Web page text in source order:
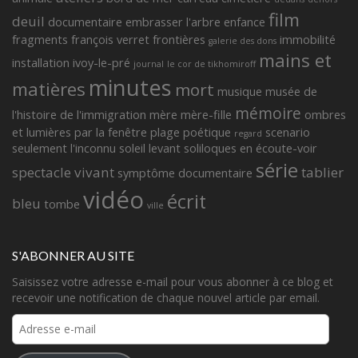
deuil documentaire embrasser l'arbre enfance film
fragments françois verret frontières galerie des dons immobilité
installation ivoy-le-pré journal le cor de tikhomiroff mains et
matières minutes mort musique musée de
l'histoire de l'immigration mère mère-fille mémoire ombres
et lumières par la fenêtre plage poétique regard scenario
seulement l'inconnu soleil levant soliloques en écoute-voir
spectacle vivant symptôme documentaire série tablier
bleu tombe vidéo ville écrit
S'ABONNER AU SITE
Saisissez votre adresse e-mail pour vous abonner à ce blog et
recevoir une notification de chaque nouvel article par email.
Adresse
e-
mail